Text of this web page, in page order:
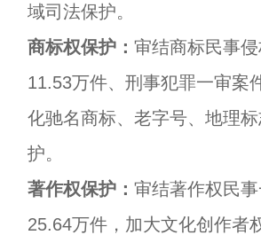
域司法保护。
商标权保护：审结商标民事
11.53万件、刑事犯罪一审案
化驰名商标、老字号、地理
护。
著作权保护：审结著作权民
25.64万件，加大文化创作者